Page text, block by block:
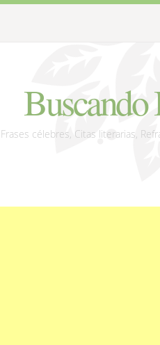
Buscando
Frases célebres, Citas literarias,